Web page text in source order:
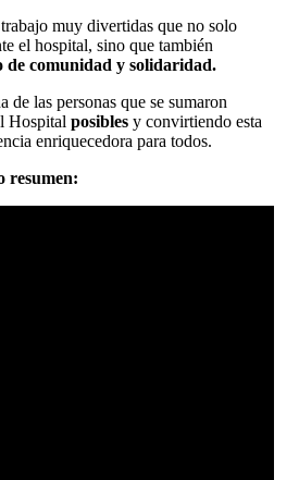
muy divertidas que no solo
el hospital, sino que también
de comunidad y solidaridad.
de las personas que se sumaron
Hospital posibles y convirtiendo esta
enriquecedora para todos.
resumen: